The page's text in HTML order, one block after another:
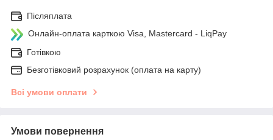
Післяплата
Онлайн-оплата карткою Visa, Mastercard - LiqPay
Готівкою
Безготівковий розрахунок (оплата на карту)
Всі умови оплати
Умови повернення